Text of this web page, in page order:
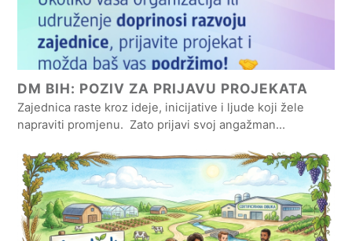
DM BIH: POZIV ZA PRIJAVU PROJEKATA
Zajednica raste kroz ideje, inicijative i ljude koji žele
napraviti promjenu. Zato prijavi svoj angažman…